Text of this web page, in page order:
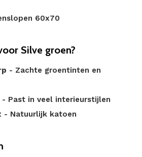
60x70
Silve groen?
- Zachte groentinten en
- Past in veel interieurstijlen
- Natuurlijk katoen